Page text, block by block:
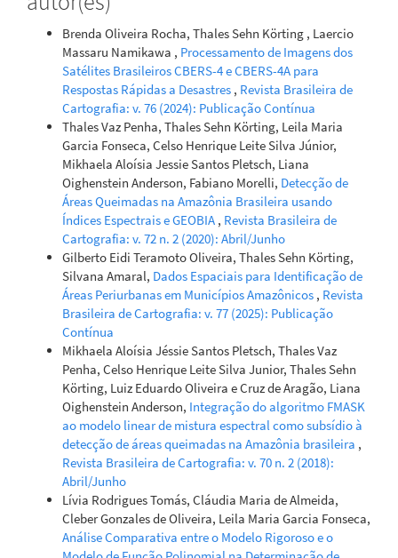
Brenda Oliveira Rocha, Thales Sehn Körting , Laercio
Massaru Namikawa , Processamento de Imagens dos
Satélites Brasileiros CBERS-4 e CBERS-4A para
Respostas Rápidas a Desastres , Revista Brasileira de
Cartografia: v. 76 (2024): Publicação Contínua
Thales Vaz Penha, Thales Sehn Körting, Leila Maria
Garcia Fonseca, Celso Henrique Leite Silva Júnior,
Mikhaela Aloísia Jessie Santos Pletsch, Liana
Oighenstein Anderson, Fabiano Morelli, Detecção de
Áreas Queimadas na Amazônia Brasileira usando
Índices Espectrais e GEOBIA , Revista Brasileira de
Cartografia: v. 72 n. 2 (2020): Abril/Junho
Gilberto Eidi Teramoto Oliveira, Thales Sehn Körting,
Silvana Amaral, Dados Espaciais para Identificação de
Áreas Periurbanas em Municípios Amazônicos , Revista
Brasileira de Cartografia: v. 77 (2025): Publicação
Contínua
Mikhaela Aloísia Jéssie Santos Pletsch, Thales Vaz
Penha, Celso Henrique Leite Silva Junior, Thales Sehn
Körting, Luiz Eduardo Oliveira e Cruz de Aragão, Liana
Oighenstein Anderson, Integração do algoritmo FMASK
ao modelo linear de mistura espectral como subsídio à
detecção de áreas queimadas na Amazônia brasileira ,
Revista Brasileira de Cartografia: v. 70 n. 2 (2018):
Abril/Junho
Lívia Rodrigues Tomás, Cláudia Maria de Almeida,
Cleber Gonzales de Oliveira, Leila Maria Garcia Fonseca,
Análise Comparativa entre o Modelo Rigoroso e o